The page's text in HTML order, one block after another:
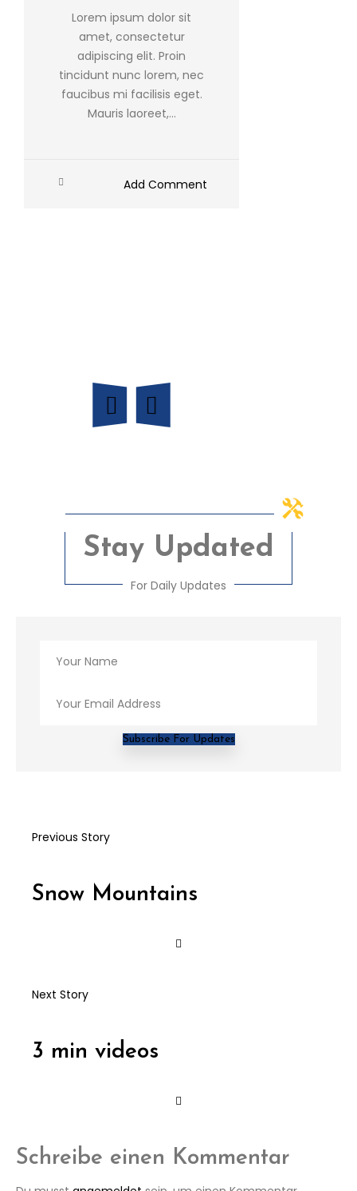
Lorem ipsum dolor sit
amet, consectetur
adipiscing elit. Proin
tincidunt nunc lorem, nec
faucibus mi facilisis eget.
Mauris laoreet,...
Add Comment
Stay Updated
For Daily Updates
Subscribe For Updates
Previous Story
Snow Mountains
Next Story
3 min videos
Schreibe einen Kommentar